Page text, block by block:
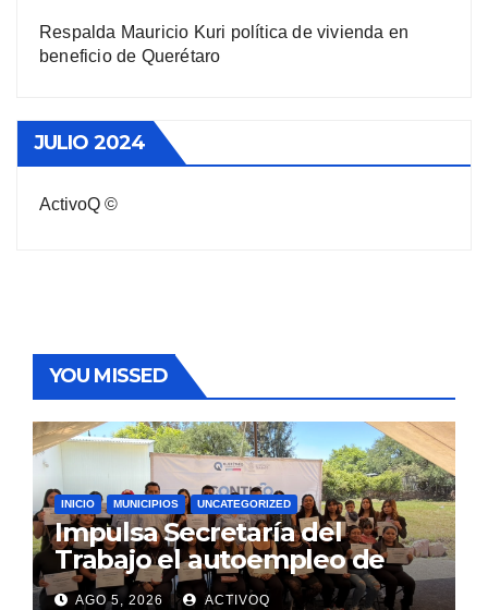
Respalda Mauricio Kuri política de vivienda en
beneficio de Querétaro
JULIO 2024
ActivoQ ©
YOU MISSED
INICIO MUNICIPIOS UNCATEGORIZED
Impulsa Secretaría del
Trabajo el autoempleo de
mujeres en Huimilpan
AGO 5, 2026 ACTIVOQ